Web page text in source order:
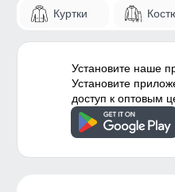
Куртки
Установите наше
Установите
доступ к оптовым